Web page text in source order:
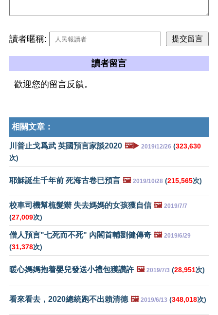
讀者暱稱:
讀者留言
歡迎您的留言反饋。
相關文章：
川普止戈爲武 英國預言家談2020 🖼️▶️ 2019/12/26 (323,630
次)
耶穌誕生千年前 死海古卷已預言 🖼️ 2019/10/28 (215,565次)
校車司機幫梳髮辮 失去媽媽的女孩獲自信 🖼️ 2019/7/7
(27,009次)
僧人預言"七死而不死" 內閣首輔劉健傳奇 🖼️ 2019/6/29
(31,378次)
暖心媽媽抱着嬰兒發送小禮包獲讚許 🖼️ 2019/7/3 (28,951次)
看來看去，2020總統跑不出賴清德 🖼️ 2019/6/13 (348,018次)